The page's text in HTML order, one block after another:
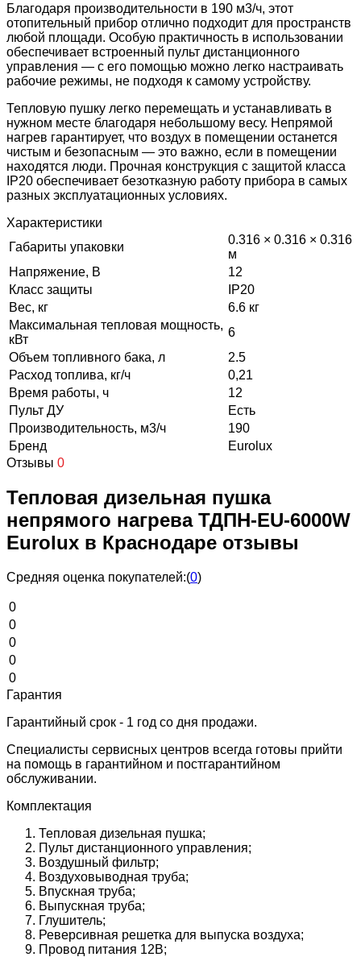
Благодаря производительности в 190 м3/ч, этот
отопительный прибор отлично подходит для пространств
любой площади. Особую практичность в использовании
обеспечивает встроенный пульт дистанционного
управления — с его помощью можно легко настраивать
рабочие режимы, не подходя к самому устройству.
Тепловую пушку легко перемещать и устанавливать в
нужном месте благодаря небольшому весу. Непрямой
нагрев гарантирует, что воздух в помещении останется
чистым и безопасным — это важно, если в помещении
находятся люди. Прочная конструкция с защитой класса
IP20 обеспечивает безотказную работу прибора в самых
разных эксплуатационных условиях.
Характеристики
Габариты упаковки
0.316 × 0.316 × 0.316
м
Напряжение, В
12
Класс защиты
IP20
Вес, кг
6.6 кг
Максимальная тепловая мощность,
кВт
6
Объем топливного бака, л
2.5
Расход топлива, кг/ч
0,21
Время работы, ч
12
Пульт ДУ
Есть
Производительность, м3/ч
190
Бренд
Eurolux
Отзывы 0
Тепловая дизельная пушка
непрямого нагрева ТДПН-EU-6000W
Eurolux в Краснодаре отзывы
Средняя оценка покупателей:(0)
0
0
0
0
0
Гарантия
Гарантийный срок - 1 год со дня продажи.
Специалисты сервисных центров всегда готовы прийти
на помощь в гарантийном и постгарантийном
обслуживании.
Комплектация
Тепловая дизельная пушка;
Пульт дистанционного управления;
Воздушный фильтр;
Воздуховыводная труба;
Впускная труба;
Выпускная труба;
Глушитель;
Реверсивная решетка для выпуска воздуха;
Провод питания 12В;